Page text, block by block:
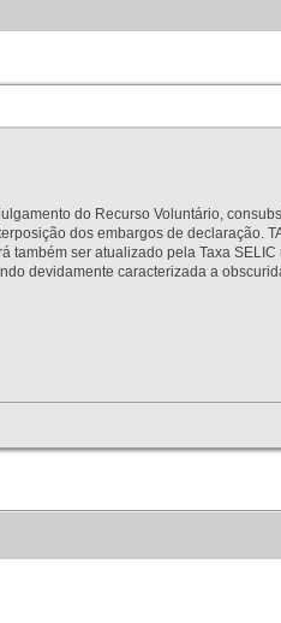
do Recurso Voluntário,
dos embargos de declaração.
ser atualizado pela Taxa SELIC
devidamente caracterizada a